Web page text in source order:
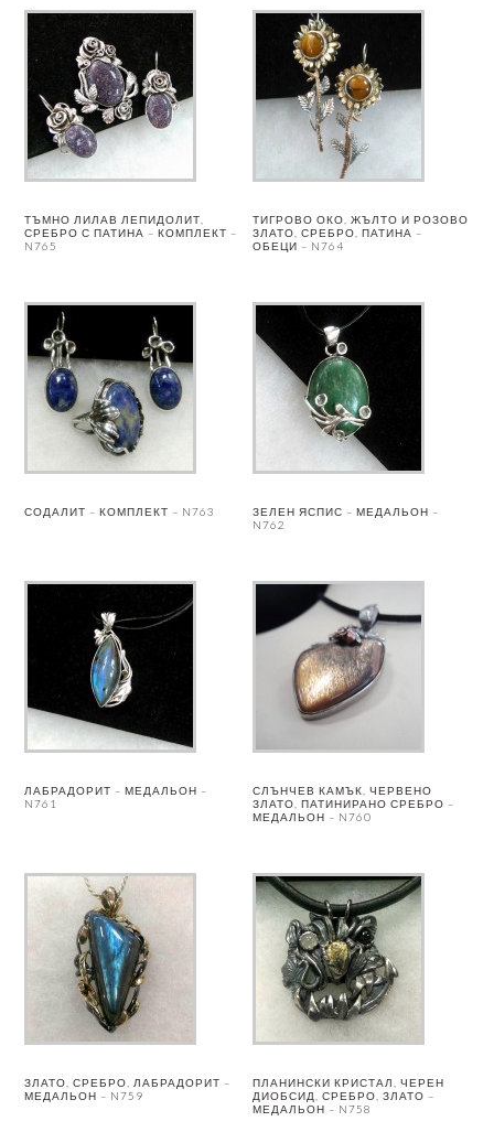
ТЪМНО ЛИЛАВ ЛЕПИДОЛИТ,
СРЕБРО С ПАТИНА – КОМПЛЕКТ –
N765
ТИГРОВО ОКО, ЖЪЛТО И РОЗОВО
ЗЛАТО, СРЕБРО, ПАТИНА –
ОБЕЦИ – N764
СОДАЛИТ – КОМПЛЕКТ – N763
ЗЕЛЕН ЯСПИС – МЕДАЛЬОН –
N762
ЛАБРАДОРИТ – МЕДАЛЬОН –
N761
СЛЪНЧЕВ КАМЪК, ЧЕРВЕНО
ЗЛАТО, ПАТИНИРАНО СРЕБРО –
МЕДАЛЬОН – N760
ЗЛАТО, СРЕБРО, ЛАБРАДОРИТ –
МЕДАЛЬОН – N759
ПЛАНИНСКИ КРИСТАЛ, ЧЕРЕН
ДИОБСИД, СРЕБРО, ЗЛАТО –
МЕДАЛЬОН – N758